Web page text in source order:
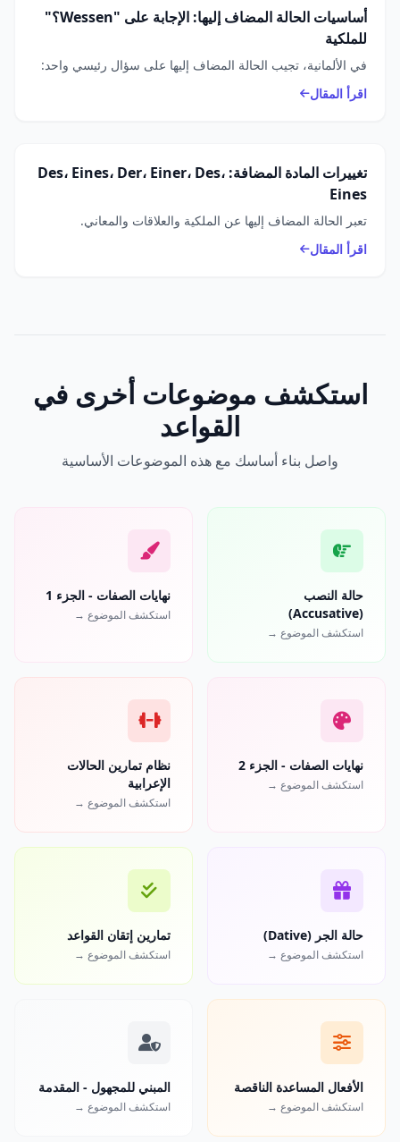
أساسيات الحالة المضاف إليها: الإجابة على "Wessen؟"
للملكية
في الألمانية، تجيب الحالة المضاف إليها على سؤال رئيسي واحد:
اقرأ المقال
تغييرات المادة المضافة: Des، Eines، Der، Einer، Des،
Eines
تعبر الحالة المضاف إليها عن الملكية والعلاقات والمعاني.
اقرأ المقال
استكشف موضوعات أخرى في
القواعد
واصل بناء أساسك مع هذه الموضوعات الأساسية
حالة النصب
(Accusative)
استكشف الموضوع →
نهايات الصفات - الجزء 1
استكشف الموضوع →
نهايات الصفات - الجزء 2
استكشف الموضوع →
نظام تمارين الحالات
الإعرابية
استكشف الموضوع →
حالة الجر (Dative)
استكشف الموضوع →
تمارين إتقان القواعد
استكشف الموضوع →
الأفعال المساعدة الناقصة
استكشف الموضوع →
المبني للمجهول - المقدمة
استكشف الموضوع →